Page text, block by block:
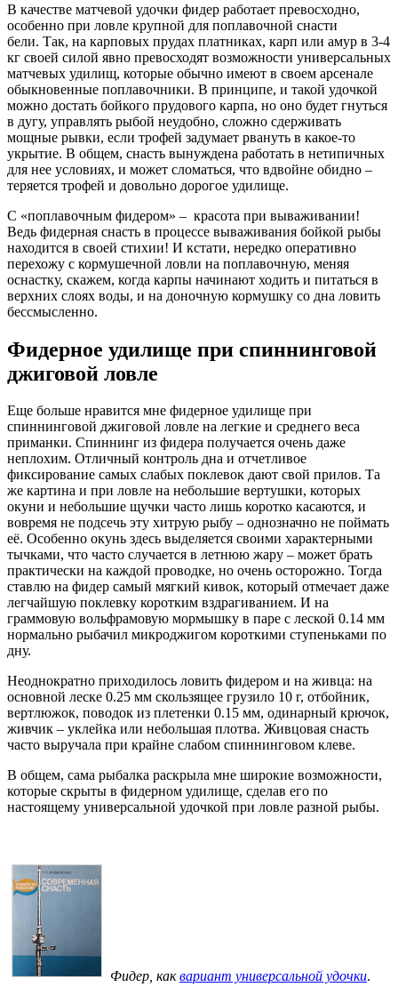
В качестве матчевой удочки фидер работает превосходно,
особенно при ловле крупной для поплавочной снасти
бели. Так, на карповых прудах платниках, карп или амур в 3-4
кг своей силой явно превосходят возможности универсальных
матчевых удилищ, которые обычно имеют в своем арсенале
обыкновенные поплавочники. В принципе, и такой удочкой
можно достать бойкого прудового карпа, но оно будет гнуться
в дугу, управлять рыбой неудобно, сложно сдерживать
мощные рывки, если трофей задумает рвануть в какое-то
укрытие. В общем, снасть вынуждена работать в нетипичных
для нее условиях, и может сломаться, что вдвойне обидно –
теряется трофей и довольно дорогое удилище.
С «поплавочным фидером» – красота при вываживании!
Ведь фидерная снасть в процессе вываживания бойкой рыбы
находится в своей стихии! И кстати, нередко оперативно
перехожу с кормушечной ловли на поплавочную, меняя
оснастку, скажем, когда карпы начинают ходить и питаться в
верхних слоях воды, и на доночную кормушку со дна ловить
бессмысленно.
Фидерное удилище при спиннинговой
джиговой ловле
Еще больше нравится мне фидерное удилище при
спиннинговой джиговой ловле на легкие и среднего веса
приманки. Спиннинг из фидера получается очень даже
неплохим. Отличный контроль дна и отчетливое
фиксирование самых слабых поклевок дают свой прилов. Та
же картина и при ловле на небольшие вертушки, которых
окуни и небольшие щучки часто лишь коротко касаются, и
вовремя не подсечь эту хитрую рыбу – однозначно не поймать
её. Особенно окунь здесь выделяется своими характерными
тычками, что часто случается в летнюю жару – может брать
практически на каждой проводке, но очень осторожно. Тогда
ставлю на фидер самый мягкий кивок, который отмечает даже
легчайшую поклевку коротким вздрагиванием. И на
граммовую вольфрамовую мормышку в паре с леской 0.14 мм
нормально рыбачил микроджигом короткими ступеньками по
дну.
Неоднократно приходилось ловить фидером и на живца: на
основной леске 0.25 мм скользящее грузило 10 г, отбойник,
вертлюжок, поводок из плетенки 0.15 мм, одинарный крючок,
живчик – уклейка или небольшая плотва. Живцовая снасть
часто выручала при крайне слабом спиннинговом клеве.
В общем, сама рыбалка раскрыла мне широкие возможности,
которые скрыты в фидерном удилище, сделав его по
настоящему универсальной удочкой при ловле разной рыбы.
Фидер, каквариант универсальной удочки.